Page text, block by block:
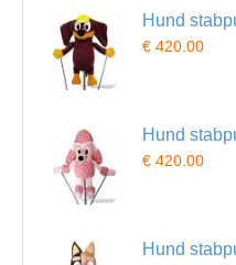
Hund
€ 420.00
Hund
€ 420.00
Hund